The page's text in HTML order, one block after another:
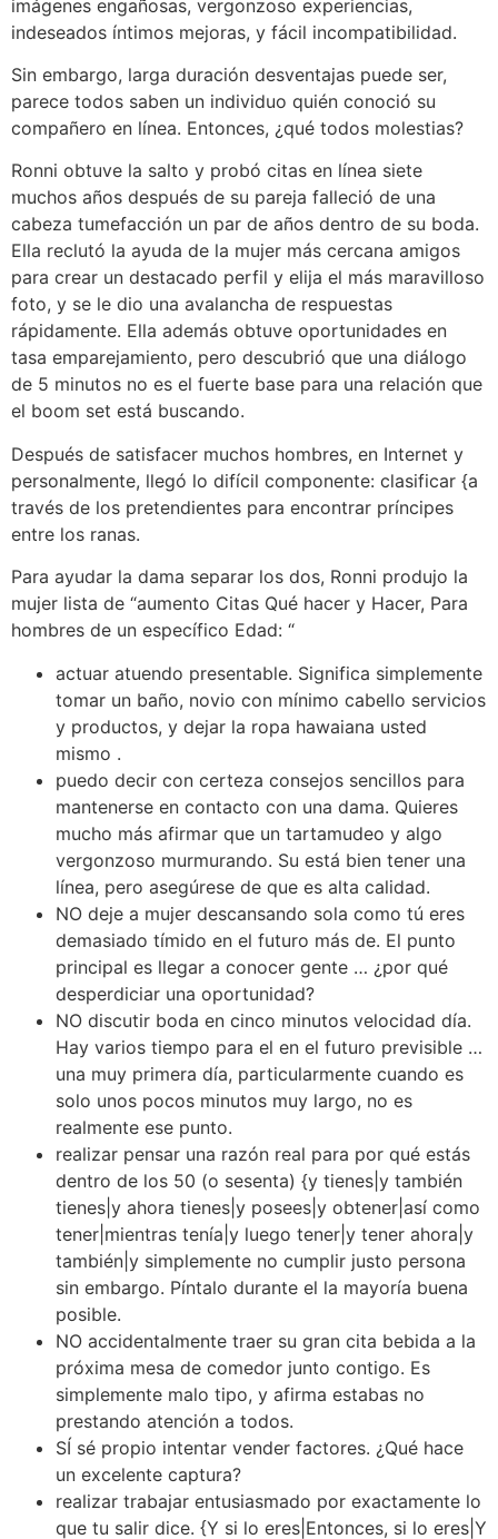
imágenes engañosas, vergonzoso experiencias,
indeseados íntimos mejoras, y fácil incompatibilidad.
Sin embargo, larga duración desventajas puede ser,
parece todos saben un individuo quién conoció su
compañero en línea. Entonces, ¿qué todos molestias?
Ronni obtuve la salto y probó citas en línea siete
muchos años después de su pareja ​​falleció de una
cabeza tumefacción un par de años dentro de su boda.
Ella reclutó la ayuda de la mujer más cercana amigos
para crear un destacado perfil y elija el más maravilloso
foto, y se le dio una avalancha de respuestas
rápidamente. Ella además obtuve oportunidades en
tasa emparejamiento, pero descubrió que una diálogo
de 5 minutos no es el fuerte base para una relación que
el boom set está buscando.
Después de satisfacer muchos hombres, en Internet y
personalmente, llegó lo difícil componente: clasificar {a
través de los pretendientes para encontrar príncipes
entre los ranas.
Para ayudar la dama separar los dos, Ronni produjo la
mujer lista de “aumento Citas Qué hacer y Hacer, Para
hombres de un específico Edad: “
actuar atuendo presentable. Significa simplemente
tomar un baño, novio con mínimo cabello servicios
y productos, y dejar la ropa hawaiana usted
mismo .
puedo decir con certeza consejos sencillos para
mantenerse en contacto con una dama. Quieres
mucho más afirmar que un tartamudeo y algo
vergonzoso murmurando. Su está bien tener una
línea, pero asegúrese de que es alta calidad.
NO deje a mujer descansando sola como tú eres
demasiado tímido en el futuro más de. El punto
principal es llegar a conocer gente … ¿por qué
desperdiciar una oportunidad?
NO discutir boda en cinco minutos velocidad día.
Hay varios tiempo para el en el futuro previsible …
una muy primera día, particularmente cuando es
solo unos pocos minutos muy largo, no es
realmente ese punto.
realizar pensar una razón real para por qué estás
dentro de los 50 (o sesenta) {y tienes|y también
tienes|y ahora tienes|y posees|y obtener|así como
tener|mientras tenía|y luego tener|y tener ahora|y
también|y simplemente no cumplir justo persona
sin embargo. Píntalo durante el la mayoría buena
posible.
NO accidentalmente traer su gran cita bebida a la
próxima mesa de comedor junto contigo. Es
simplemente malo tipo, y afirma estabas no
prestando atención a todos.
SÍ sé propio intentar vender factores. ¿Qué hace
un excelente captura?
realizar trabajar entusiasmado por exactamente lo
que tu salir dice. {Y si lo eres|Entonces, si lo eres|Y